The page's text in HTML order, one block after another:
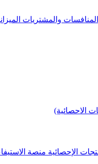
المنافسات والمشتريات
الاحصائية)
الإحصائية منصة